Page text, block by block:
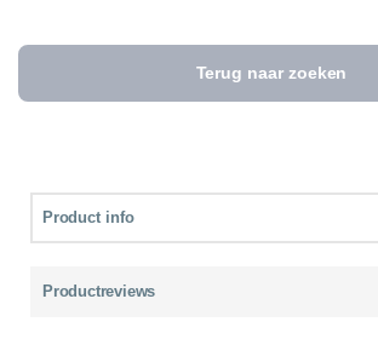
Terug naar zoeken
Product info
Productreviews